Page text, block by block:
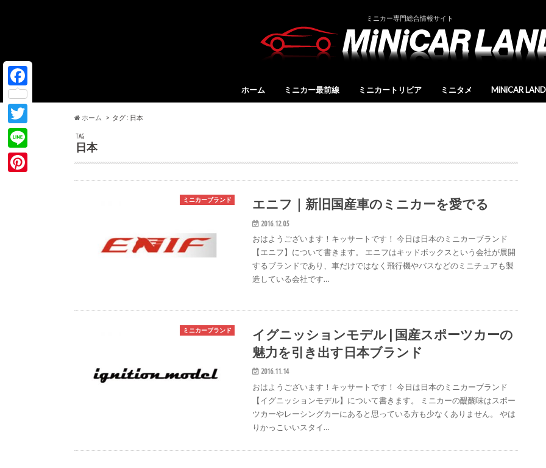
ミニカー専門総合情報サイト
ホーム ミニカー最前線 ミニカートリビア ミニタメ MiNiCAR
ホーム タグ : 日本
TAG
日本
ミニカーブランド エニフ｜新旧国産車のミニカーを愛でる
2016.12.05
おはようございます！キッサートです！ 今日は日本のミニカーブランド
【エニフ】について書きます。 エニフはキッドボックスという会社が展開
するブランドであり、車だけではなく飛行機やバスなどのミニチュアも製
造している会社です…
ミニカーブランド
イグニッションモデル | 国産スポーツカーの
魅力を引き出す日本ブランド
2016.11.14
おはようございます！キッサートです！ 今日は日本のミニカーブランド
【イグニッションモデル】について書きます。 ミニカーの醍醐味はスポー
ツカーやレーシングカーにあると思っている方も少なくありません。 やは
りかっこいいスタイ…
F
a
c
e
b
T
w
i
L